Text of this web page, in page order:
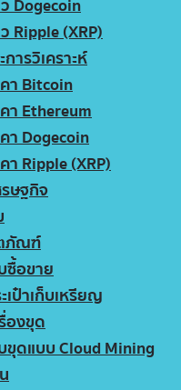
Dogecoin
Ripple (XRP)
ารวิเคราะห์
า Bitcoin
า Ethereum
า Dogecoin
า Ripple (XRP)
ษฐกิจ
ภัณฑ์
ซื้อขาย
เป๋าเก็บเหรียญ
องขุด
ขุดแบบ Cloud Mining